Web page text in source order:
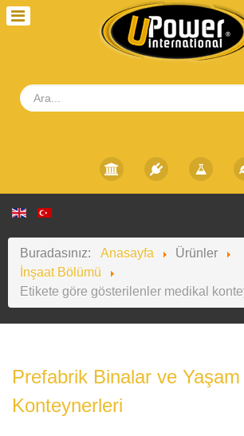
Buradasınız: Anasayfa
Ürünler
İnşaat Bölümü
Etikete göre gösterilenler medikal
Prefabrik Binalar ve Yaşam
Konteynerleri